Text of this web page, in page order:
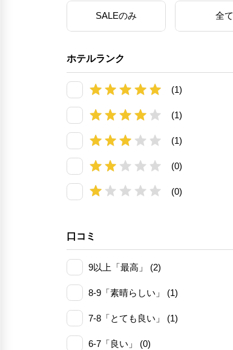
SALEのみ 全て
ホテルランク
(1)
(1)
(1)
(0)
(0)
口コミ
9以上「最高」 (2)
8-9「素晴らしい」 (1)
7-8「とても良い」 (1)
6-7「良い」 (0)